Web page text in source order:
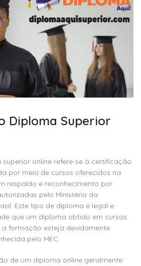
Diploma Superior
online refere-se à certificação
por meio de cursos oferecidos na
respaldo e reconhecimento por
pelo Ministério da
Este tipo de diploma é legal e
que um diploma obtido em cursos
a formação esteja devidamente
pelo MEC.
de um diploma online geralmente